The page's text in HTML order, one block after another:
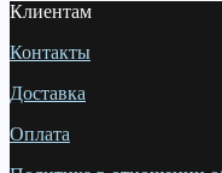
Клиентам
Контакты
Доставка
Оплата